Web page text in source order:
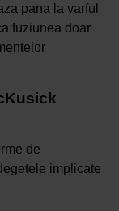
pana la varful
fuziunea doar
de
implicate